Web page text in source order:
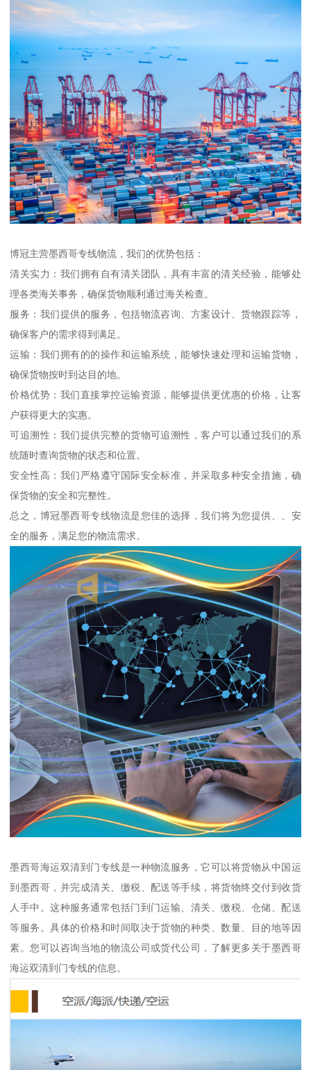
博冠主营墨西哥专线物流，我们的优势包括：
清关实力：我们拥有自有清关团队，具有丰富的清关经验，能够处
理各类海关事务，确保货物顺利通过海关检查。
服务：我们提供的服务，包括物流咨询、方案设计、货物跟踪等，
确保客户的需求得到满足。
运输：我们拥有的的操作和运输系统，能够快速处理和运输货物，
确保货物按时到达目的地。
价格优势：我们直接掌控运输资源，能够提供更优惠的价格，让客
户获得更大的实惠。
可追溯性：我们提供完整的货物可追溯性，客户可以通过我们的系
统随时查询货物的状态和位置。
安全性高：我们严格遵守国际安全标准，并采取多种安全措施，确
保货物的安全和完整性。
总之，博冠墨西哥专线物流是您佳的选择，我们将为您提供、、安
全的服务，满足您的物流需求。
墨西哥海运双清到门专线是一种物流服务，它可以将货物从中国运
到墨西哥，并完成清关、缴税、配送等手续，将货物终交付到收货
人手中。这种服务通常包括门到门运输、清关、缴税、仓储、配送
等服务。具体的价格和时间取决于货物的种类、数量、目的地等因
素。您可以咨询当地的物流公司或货代公司，了解更多关于墨西哥
海运双清到门专线的信息。